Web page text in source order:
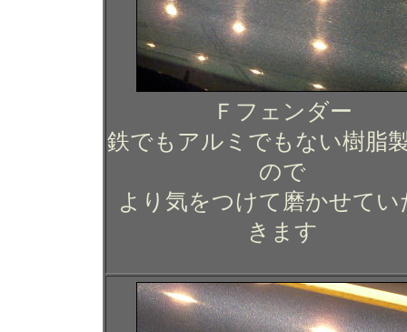
Ｆフェンダー
鉄でもアルミでもない樹脂
ので
より気をつけて磨かせてい
きます